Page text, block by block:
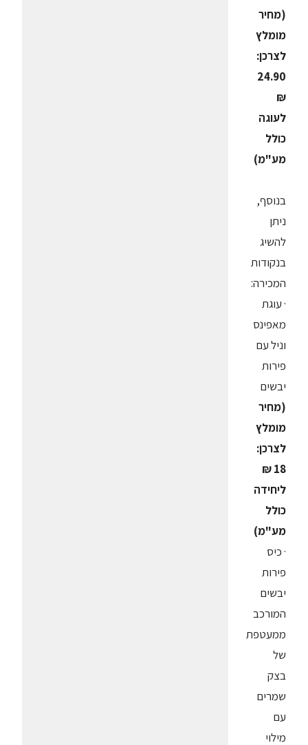
(מחיר
מומלץ
לצרכן:
24.90
₪
לעוגה
כולל
מע"מ)
בנוסף,
ניתן
להשיג
בנקודות
המכירה:
· עוגת
מאפינס
וניל עם
פירות
יבשים
(מחיר
מומלץ
לצרכן:
18 ₪
ליחידה
כולל
מע"מ)
· כיס
פירות
יבשים
המורכב
ממעטפת
של
בצק
שמרים
עם
מילוי